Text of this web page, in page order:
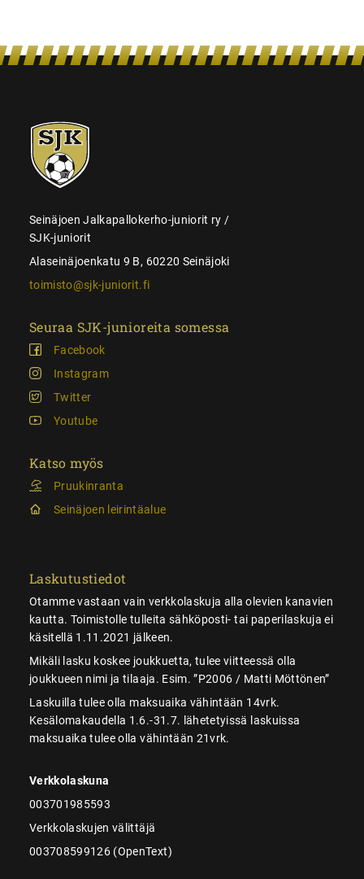
SJK-
juniorit
Seinäjoen Jalkapallokerho-juniorit ry /
SJK-juniorit
Alaseinäjoenkatu 9 B, 60220 Seinäjoki
toimisto@sjk-juniorit.fi
Seuraa SJK-junioreita somessa
Facebook
Instagram
Twitter
Youtube
Katso myös
Pruukinranta
Seinäjoen leirintäalue
Laskutustiedot
Otamme vastaan vain verkkolaskuja alla olevien kanavien
kautta. Toimistolle tulleita sähköposti- tai paperilaskuja ei
käsitellä 1.11.2021 jälkeen.
Mikäli lasku koskee joukkuetta, tulee viitteessä olla
joukkueen nimi ja tilaaja. Esim. ”P2006 / Matti Möttönen”
Laskuilla tulee olla maksuaika vähintään 14vrk.
Kesälomakaudella 1.6.-31.7. lähetetyissä laskuissa
maksuaika tulee olla vähintään 21vrk.
Verkkolaskuna
003701985593
Verkkolaskujen välittäjä
003708599126 (OpenText)